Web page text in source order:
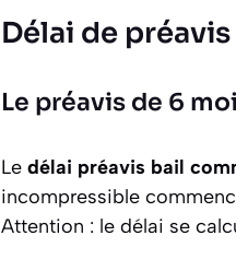
Délai de
Le préavis de 6
Le délai préavis bail
incompressible
Attention : le délai se